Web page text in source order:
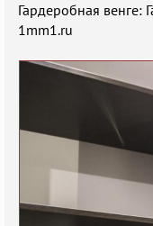
Гардеробная венге:
1mm1.ru